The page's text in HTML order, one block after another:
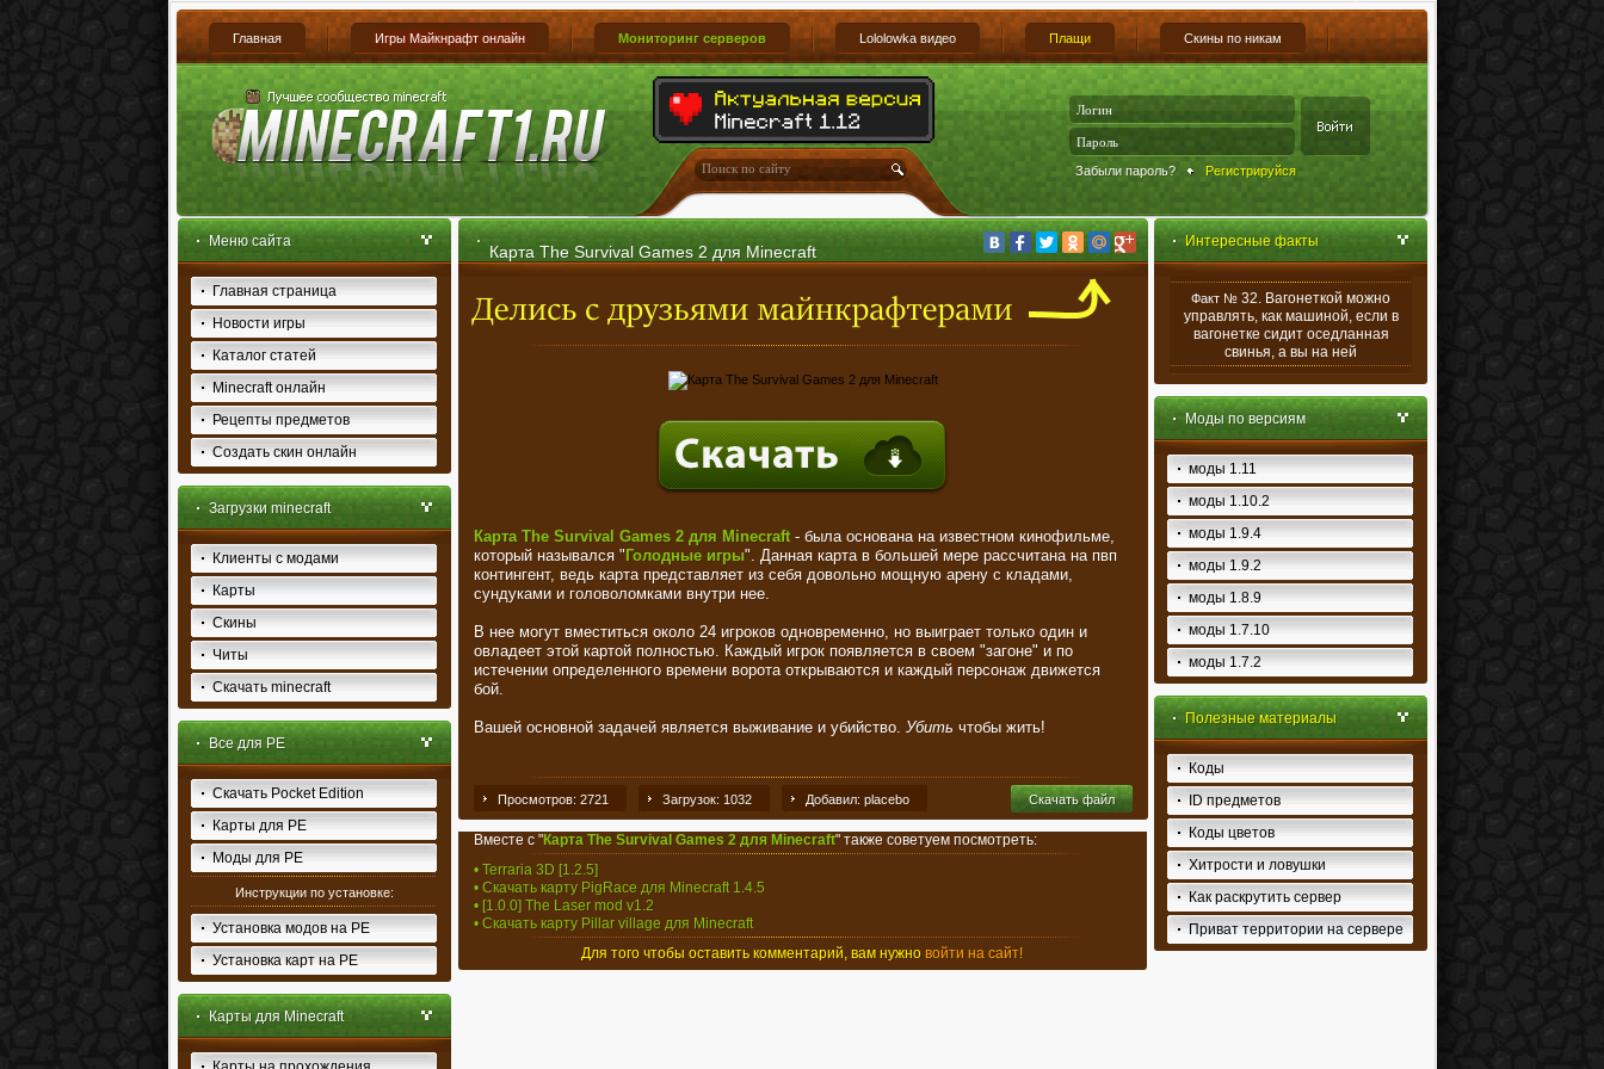
Главная Игры Майкнрафт онлайн Мониторинг серверов Lololowka видео Плащи Скины по никам
Забыли пароль? Регистрируйся
Меню сайта
Главная страница
Новости игры
Каталог статей
Minecraft онлайн
Рецепты предметов
Создать скин онлайн
Загрузки minecraft
Клиенты с модами
Карты
Скины
Читы
Скачать minecraft
Все для PE
Скачать Pocket Edition
Карты для PE
Моды для PE
Инструкции по установке:
Установка модов на PE
Установка карт на PE
Карты для Minecraft
Интересные факты
Факт № 32. Вагонеткой можно
управлять, как машиной, если в
вагонетке сидит оседланная
свинья, а вы на ней
Моды по версиям
моды 1.11
моды 1.10.2
моды 1.9.4
моды 1.9.2
моды 1.8.9
моды 1.7.10
моды 1.7.2
Полезные материалы
Коды
ID предметов
Коды цветов
Хитрости и ловушки
Как раскрутить сервер
Приват территории на сервере
Карта The Survival Games 2 для Minecraft
Карта The Survival Games 2 для Minecraft- была основана на известном кинофильме,
который назывался " Голодные игры". Данная карта в большей мере рассчитана на пвп
контингент, ведь карта представляет из себя довольно мощную арену с кладами,
сундуками и головоломками внутри нее.
В нее могут вместиться около 24 игроков одновременно, но выиграет только один и
овладеет этой картой полностью. Каждый игрок появляется в своем "загоне" и по
истечении определенного времени ворота открываются и каждый персонаж движется
бой.
Вашей основной задачей является выживание и убийство. Убить чтобы жить!
Просмотров: 2721 Загрузок: 1032 Добавил: placebo Скачать файл
Вместе с "Карта The Survival Games 2 для Minecraft" также советуем посмотреть:
• Terraria 3D [1.2.5]
• Скачать карту PigRace для Minecraft 1.4.5
• [1.0.0] The Laser mod v1.2
• Скачать карту Pillar village для Minecraft
Для того чтобы оставить комментарий, вам нужно войти на сайт!